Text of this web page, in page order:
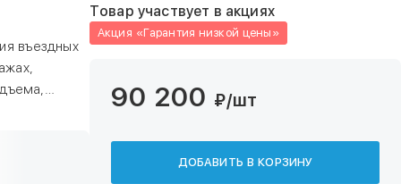
въездных
Товар участвует в акциях
Акция «Гарантия низкой цены»
90 200 ₽/шт
ДОБАВИТЬ В КОРЗИНУ